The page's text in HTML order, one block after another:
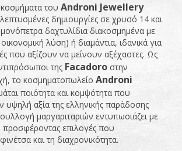
του Androni Jewellery
δημιουργίες σε χρυσό 14 και
δαχτυλίδια διακοσμημένα με
λύση) ή διαμάντια, ιδανικά για
που αξίζουν να μείνουν αξέχαστες. Ως
της Facadoro στην
το κοσμηματοπωλείο Androni
ποιότητα και κομψότητα που
υψηλή αξία της ελληνικής παράδοσης
μαργαριταριών εντυπωσιάζει με
προσφέροντας επιλογές που
και τη διαχρονικότητα.